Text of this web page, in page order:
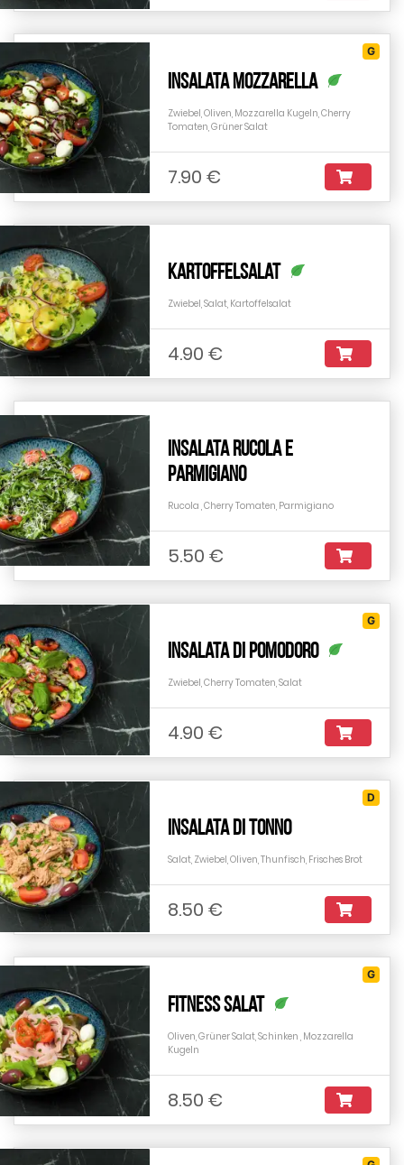
Insalata Mozzarella
G
Zwiebel, Oliven, Mozzarella Kugeln, Cherry
Tomaten, Grüner Salat
7.90 €
Kartoffelsalat
Zwiebel, Salat, Kartoffelsalat
4.90 €
Insalata Rucola e
Parmigiano
Rucola , Cherry Tomaten, Parmigiano
5.50 €
Insalata Di Pomodoro
G
Zwiebel, Cherry Tomaten, Salat
4.90 €
Insalata di Tonno
D
Salat, Zwiebel, Oliven, Thunfisch, Frisches Brot
8.50 €
Fitness Salat
G
Oliven, Grüner Salat, Schinken , Mozzarella
Kugeln
8.50 €